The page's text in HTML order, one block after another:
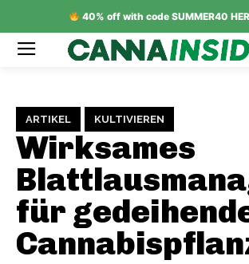
40% off with code SUMMER40
ARTIKEL KULTIVIEREN
Wirksames
für